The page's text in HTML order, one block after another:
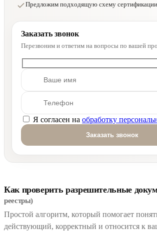
Предложим подходящую схему сертификации
Заказать звонок
Перезвоним и ответим на вопросы по вашей
Оставьте это поле пустым.
Я согласен на обработку
Как проверить разрешительные
реестры)
Простой алгоритм, который помогает
действующий, корректный и относится к